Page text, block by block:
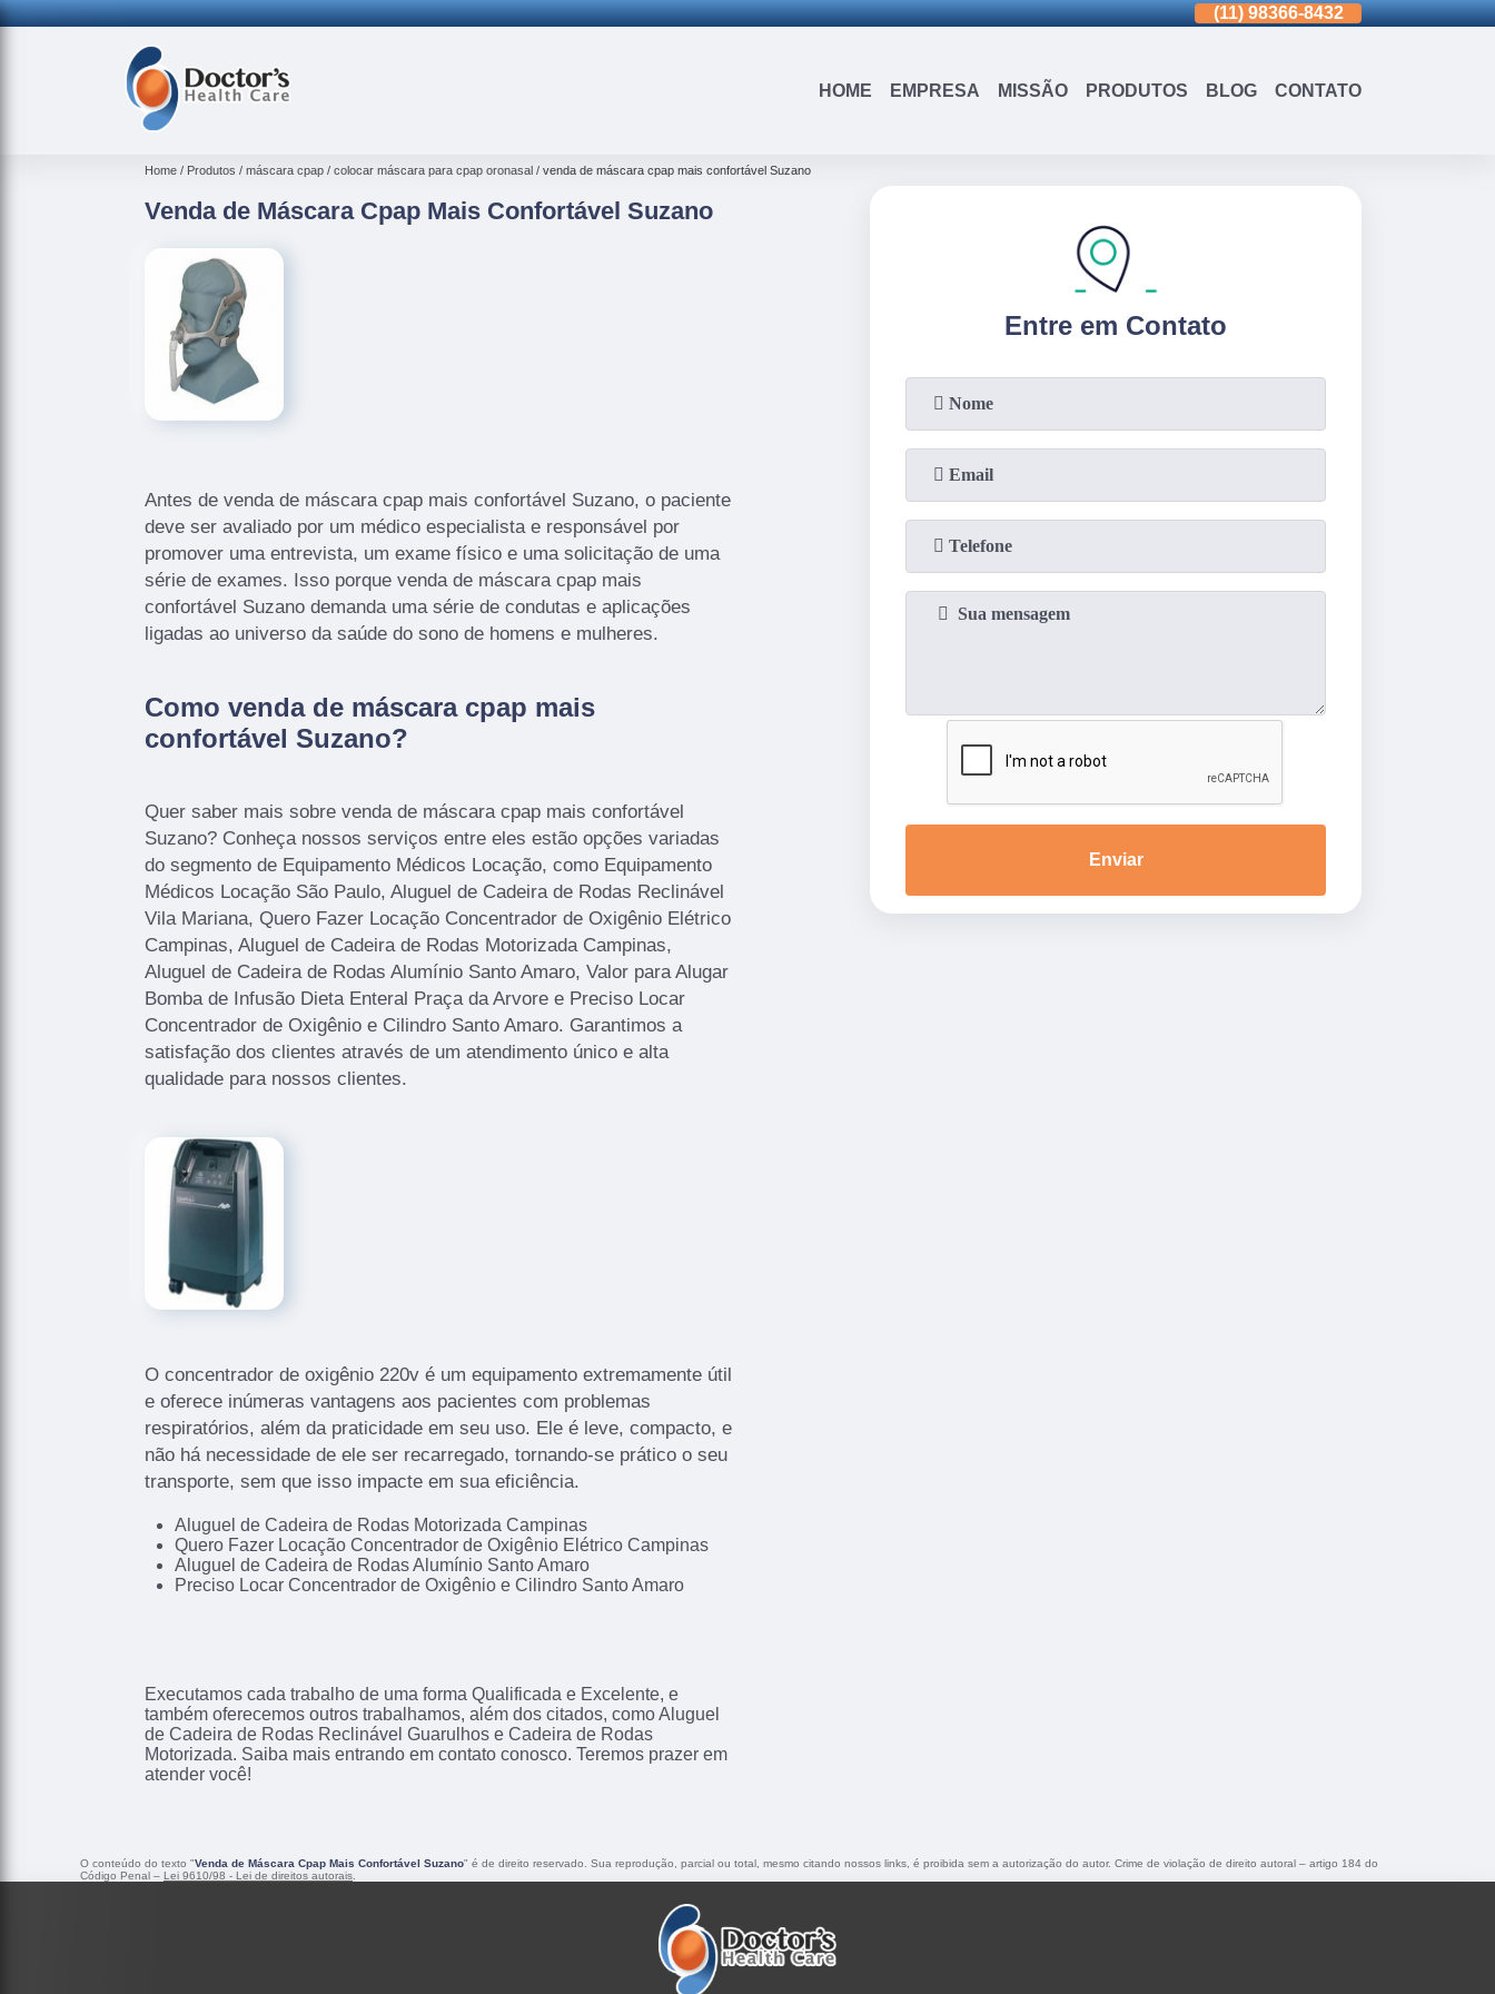
(15)3326-9334 (15)99109-3183 (11)3963-0036 (11) 98366-8432 (15)3326-9334
HOME EMPRESA MISSÃO PRODUTOS BLOG CONTATO
Home Produtos máscara cpap colocar máscara para cpap oronasal venda de máscara cpap mais confortável Suzano
Venda de Máscara Cpap Mais Confortável Suzano
Antes de venda de máscara cpap mais confortável Suzano, o paciente
deve ser avaliado por um médico especialista e responsável por
promover uma entrevista, um exame físico e uma solicitação de uma
série de exames. Isso porque venda de máscara cpap mais
confortável Suzano demanda uma série de condutas e aplicações
ligadas ao universo da saúde do sono de homens e mulheres.
Como venda de máscara cpap mais
confortável Suzano?
Quer saber mais sobre venda de máscara cpap mais confortável
Suzano? Conheça nossos serviços entre eles estão opções variadas
do segmento de Equipamento Médicos Locação, como Equipamento
Médicos Locação São Paulo, Aluguel de Cadeira de Rodas Reclinável
Vila Mariana, Quero Fazer Locação Concentrador de Oxigênio Elétrico
Campinas, Aluguel de Cadeira de Rodas Motorizada Campinas,
Aluguel de Cadeira de Rodas Alumínio Santo Amaro, Valor para Alugar
Bomba de Infusão Dieta Enteral Praça da Arvore e Preciso Locar
Concentrador de Oxigênio e Cilindro Santo Amaro. Garantimos a
satisfação dos clientes através de um atendimento único e alta
qualidade para nossos clientes.
O concentrador de oxigênio 220v é um equipamento extremamente útil
e oferece inúmeras vantagens aos pacientes com problemas
respiratórios, além da praticidade em seu uso. Ele é leve, compacto, e
não há necessidade de ele ser recarregado, tornando-se prático o seu
transporte, sem que isso impacte em sua eficiência.
Aluguel de Cadeira de Rodas Motorizada Campinas
Quero Fazer Locação Concentrador de Oxigênio Elétrico Campinas
Aluguel de Cadeira de Rodas Alumínio Santo Amaro
Preciso Locar Concentrador de Oxigênio e Cilindro Santo Amaro
Executamos cada trabalho de uma forma Qualificada e Excelente, e
também oferecemos outros trabalhamos, além dos citados, como Aluguel
de Cadeira de Rodas Reclinável Guarulhos e Cadeira de Rodas
Motorizada. Saiba mais entrando em contato conosco. Teremos prazer em
atender você!
Entre em Contato
Enviar
O conteúdo do texto "Venda de Máscara Cpap Mais Confortável Suzano" é de direito reservado. Sua reprodução, parcial ou total, mesmo citando nossos links, é proibida sem a autorização do autor. Crime de violação de direito autoral – artigo 184 do
Código Penal – Lei 9610/98 - Lei de direitos autorais